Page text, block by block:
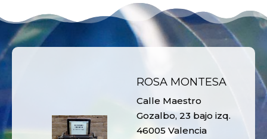
ROSA MONTESA
Calle Maestro
Gozalbo, 23 bajo izq.
46005 Valencia